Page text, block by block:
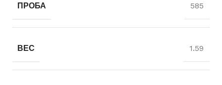
ПРОБА 585
ВЕС 1.59